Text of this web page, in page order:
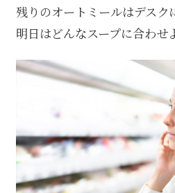
残りのオートミールはデスク
明日はどんなスープに合わせ